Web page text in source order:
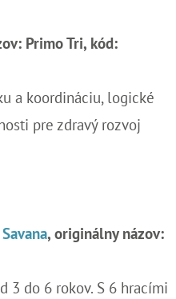
Primo Tri, kód:
a koordináciu, logické
pre zdravý rozvoj
, originálny názov:
3 do 6 rokov. S 6 hracími